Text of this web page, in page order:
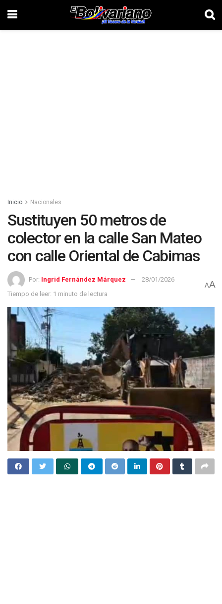
Inicio Nacionales
Sustituyen 50 metros de
colector en la calle San Mateo
con calle Oriental de Cabimas
Por: Ingrid Fernández Márquez
28/01/2026
Tiempo de leer: 1 minuto de lectura
AA